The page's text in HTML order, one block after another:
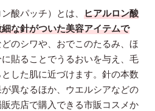
酸パッチ）とは、 ヒアルロン酸
な針がついた美容アイテムで
のシワや、おでこのたるみ、ほ
貼ることでうるおいを与え、毛
した肌に近づけます。針の本数
異なるほか、ウエルシアなどの
売店で購入できる市販コスメか